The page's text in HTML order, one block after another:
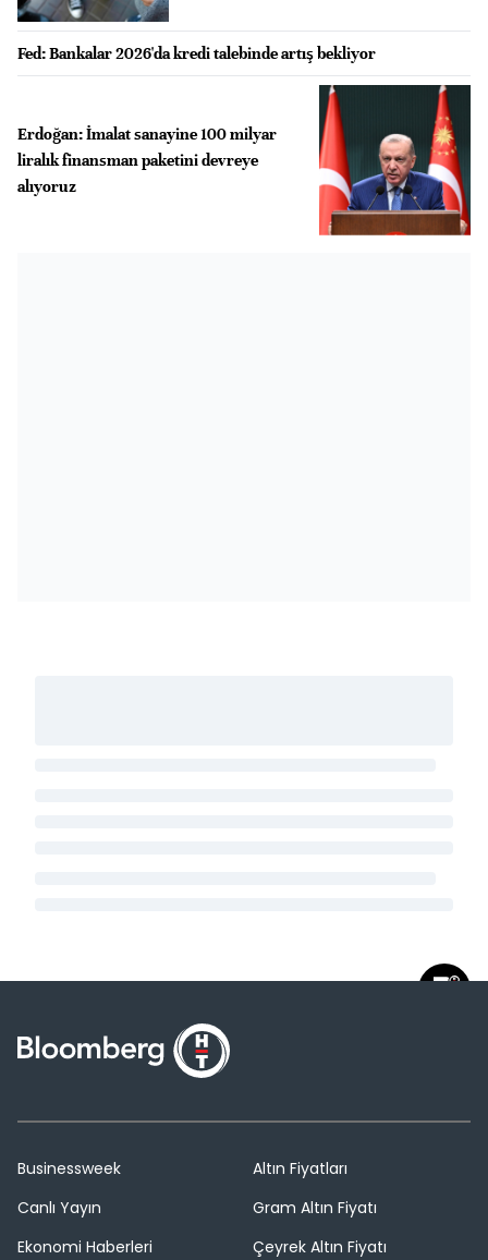
Fed: Bankalar 2026'da kredi talebinde artış bekliyor
Erdoğan: İmalat sanayine 100 milyar
liralık finansman paketini devreye
alıyoruz
Businessweek
Canlı Yayın
Ekonomi Haberleri
Altın Fiyatları
Gram Altın Fiyatı
Çeyrek Altın Fiyatı